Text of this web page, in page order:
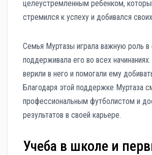
целеустремленным ребенком,
стремился к успеху и добивался
Семья Муртазы играла важную роль в
поддерживала его во всех
верили в него и помогали ему
Благодаря этой поддержке Муртаза
профессиональным футболистом и
результатов в своей карьере.
Учеба в школе и